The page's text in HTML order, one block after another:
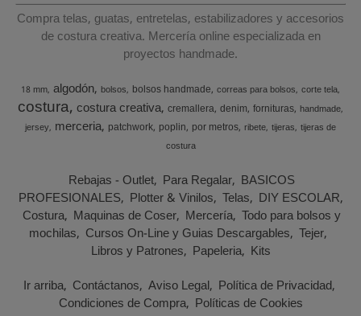
Compra telas, guatas, entretelas, estabilizadores y accesorios
de costura creativa. Mercería online especializada en
proyectos handmade.
18 mm algodón bolsos bolsos handmade correas para bolsos corte tela
costura costura creativa cremallera denim fornituras handmade
jersey merceria patchwork poplin por metros ribete tijeras tijeras de
costura
Rebajas - Outlet Para Regalar BASICOS
PROFESIONALES Plotter & Vinilos Telas DIY ESCOLAR
Costura Maquinas de Coser Mercería Todo para bolsos y
mochilas Cursos On-Line y Guias Descargables Tejer
Libros y Patrones Papeleria Kits
Ir arriba Contáctanos Aviso Legal Política de Privacidad
Condiciones de Compra Políticas de Cookies